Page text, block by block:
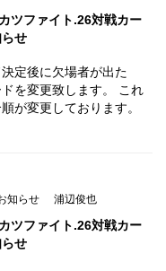
ツファイト.26対戦カー
らせ
定後に欠場者が出た
を変更致します。 これ
が変更しております。
知らせ 浦辺俊也
ツファイト.26対戦カー
らせ